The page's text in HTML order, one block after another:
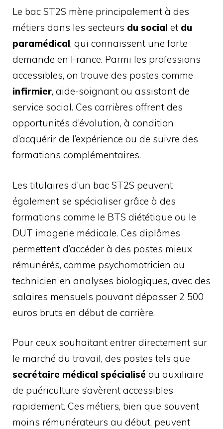
Le bac ST2S mène principalement à des
métiers dans les secteurs du social et du
paramédical, qui connaissent une forte
demande en France. Parmi les professions
accessibles, on trouve des postes comme
infirmier, aide-soignant ou assistant de
service social. Ces carrières offrent des
opportunités d’évolution, à condition
d’acquérir de l’expérience ou de suivre des
formations complémentaires.
Les titulaires d’un bac ST2S peuvent
également se spécialiser grâce à des
formations comme le BTS diététique ou le
DUT imagerie médicale. Ces diplômes
permettent d’accéder à des postes mieux
rémunérés, comme psychomotricien ou
technicien en analyses biologiques, avec des
salaires mensuels pouvant dépasser 2 500
euros bruts en début de carrière.
Pour ceux souhaitant entrer directement sur
le marché du travail, des postes tels que
secrétaire médical spécialisé ou auxiliaire
de puériculture s’avèrent accessibles
rapidement. Ces métiers, bien que souvent
moins rémunérateurs au début, peuvent